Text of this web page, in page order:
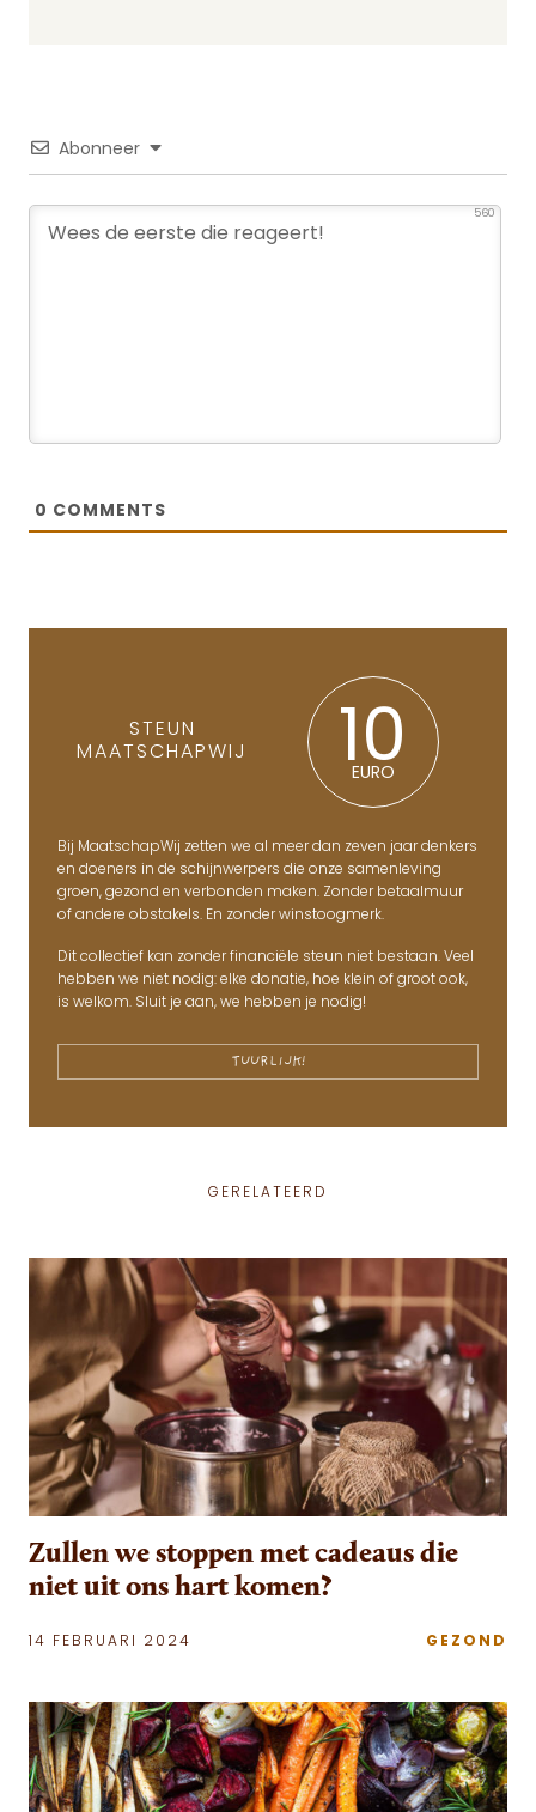
Abonneer
560
0 COMMENTS
STEUN
MAATSCHAPWIJ
10
EURO
Bij MaatschapWij zetten we al meer dan zeven jaar denkers
en doeners in de schijnwerpers die onze samenleving
groen, gezond en verbonden maken. Zonder betaalmuur
of andere obstakels. En zonder winstoogmerk.
Dit collectief kan zonder financiële steun niet bestaan. Veel
hebben we niet nodig: elke donatie, hoe klein of groot ook,
is welkom. Sluit je aan, we hebben je nodig!
TUURLIJK!
GERELATEERD
Zullen we stoppen met cadeaus die
niet uit ons hart komen?
14 FEBRUARI 2024 GEZOND